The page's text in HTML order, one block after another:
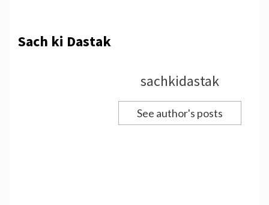
Sach ki Dastak
sachkidastak
See author's posts